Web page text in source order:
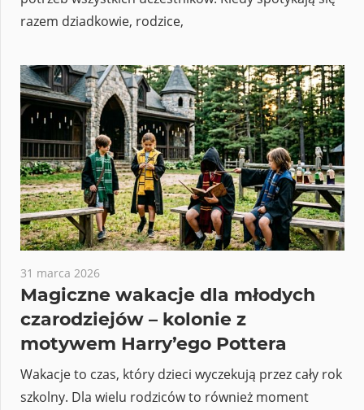
razem dziadkowie, rodzice,
31 marca 2026
Magiczne wakacje dla młodych
czarodziejów – kolonie z
motywem Harry’ego Pottera
Wakacje to czas, który dzieci wyczekują przez cały rok
szkolny. Dla wielu rodziców to również moment